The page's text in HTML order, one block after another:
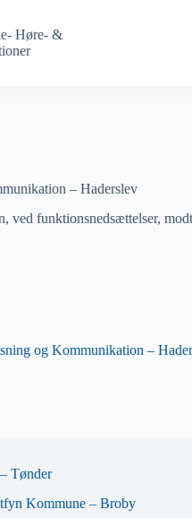
Høre- &
– Haderslev
ved funktionsnedsættelser,
og Kommunikation –
Tønder
Kommune – Broby